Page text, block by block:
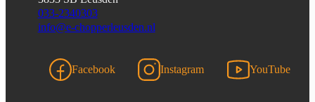
033-2340303
info@e-chopperleusden.nl
Facebook Instagram YouTube